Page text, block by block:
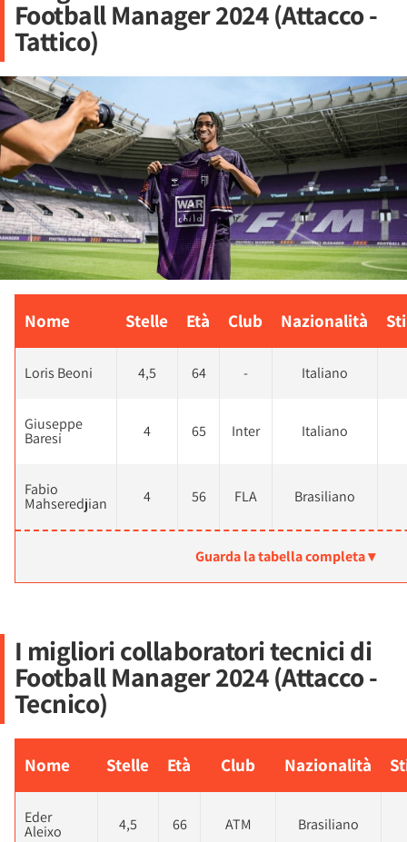
Football Manager 2024 (Attacco -
Tattico)
Nome Stelle Età Club Nazionalità
Loris Beoni 4,5 64 - Italiano
Giuseppe
Baresi 4 65 Inter Italiano
Fabio
Mahseredjian 4 56 FLA Brasiliano
Guarda la tabella completa ▾
I migliori collaboratori tecnici di
Football Manager 2024 (Attacco -
Tecnico)
Nome Stelle Età Club Nazionalità
Eder
Aleixo 4,5 66 ATM Brasiliano